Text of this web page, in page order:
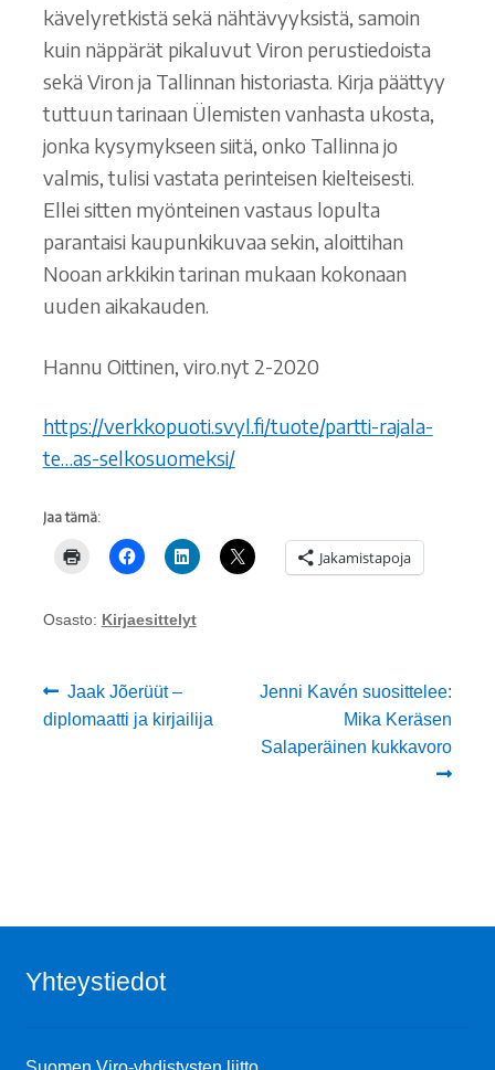
kävelyretkistä sekä nähtävyyksistä, samoin
kuin näppärät pikaluvut Viron perustiedoista
sekä Viron ja Tallinnan historiasta. Kirja päättyy
tuttuun tarinaan Ülemisten vanhasta ukosta,
jonka kysymykseen siitä, onko Tallinna jo
valmis, tulisi vastata perinteisen kielteisesti.
Ellei sitten myönteinen vastaus lopulta
parantaisi kaupunkikuvaa sekin, aloittihan
Nooan arkkikin tarinan mukaan kokonaan
uuden aikakauden.
Hannu Oittinen, viro.nyt 2-2020
https://verkkopuoti.svyl.fi/tuote/partti-rajala-
te…as-selkosuomeksi/
Jaa tämä:
Jakamistapoja
Osasto: Kirjaesittelyt
Artikkelien
selaus
Edellinen
artikkeli
Jaak Jõerüüt –
diplomaatti ja kirjailija
Seuraava
Jenni Kavén suosittelee:
Mika Keräsen
Salaperäinen kukkavoro
Yhteystiedot